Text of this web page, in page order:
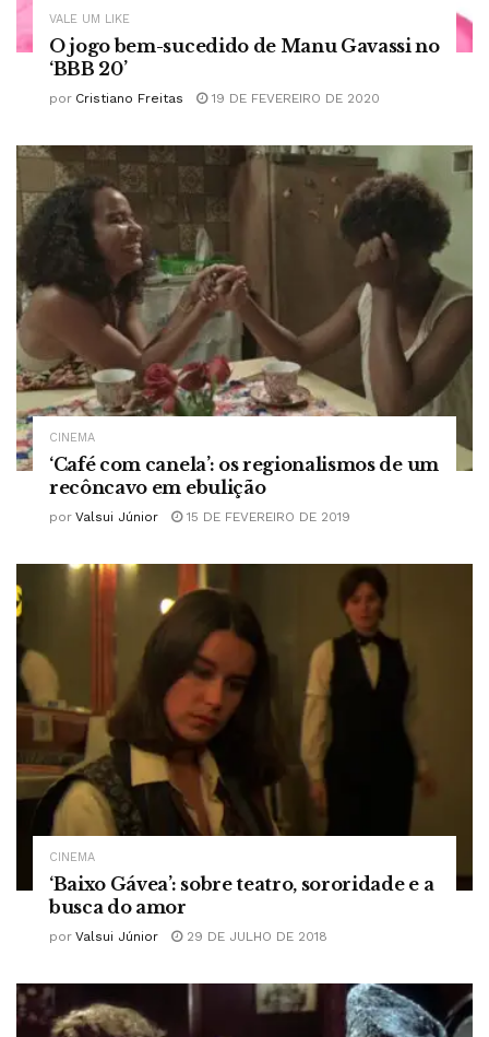
VALE UM LIKE
O jogo bem-sucedido de Manu Gavassi no
‘BBB 20’
por Cristiano Freitas 19 DE FEVEREIRO DE 2020
CINEMA
‘Café com canela’: os regionalismos de um
recôncavo em ebulição
por Valsui Júnior 15 DE FEVEREIRO DE 2019
CINEMA
‘Baixo Gávea’: sobre teatro, sororidade e a
busca do amor
por Valsui Júnior 29 DE JULHO DE 2018